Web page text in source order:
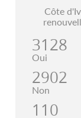
Côte
3128
Oui
2902
Non
110